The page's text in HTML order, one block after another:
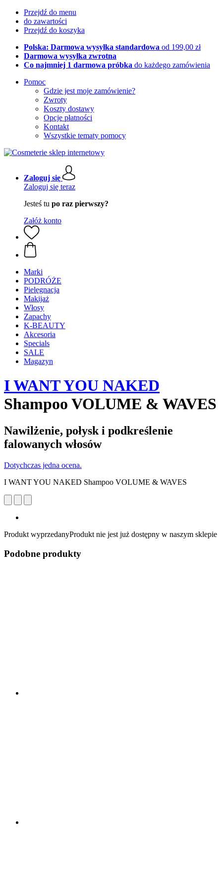
Przejdź do menu
do zawartości
Przejdź do koszyka
Polska: Darmowa wysyłka standardowa od 199,00 zł
Darmowa wysyłka zwrotna
Co najmniej 1 darmowa próbka do każdego zamówienia
Pomoc
Gdzie jest moje zamówienie?
Zwroty
Koszty dostawy
Opcje płatności
Kontakt
Wszystkie tematy pomocy
Zaloguj się
Zaloguj się teraz
Jesteś tu po raz pierwszy?
Załóż konto
Marki
PODRÓŻE
Pielęgnacja
Makijaż
Włosy
Zapachy
K-BEAUTY
Akcesoria
Specials
SALE
Magazyn
I WANT YOU NAKED
Shampoo VOLUME & WAVES
Nawilżenie, połysk i podkreślenie
falowanych włosów
Dotychczas jedna ocena.
I WANT YOU NAKED Shampoo VOLUME & WAVES
Produkt wyprzedanyProdukt nie jest już dostępny w naszym sklepie
Podobne produkty